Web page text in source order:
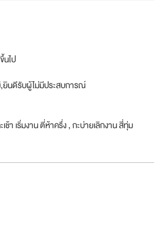
นไป
,ยินดีรับผู้ไม่มีประสบการณ์
ช้า เริ่มงาน ตี่ห้าครึ่ง , กะบ่ายเลิกงาน สี่ทุ่ม